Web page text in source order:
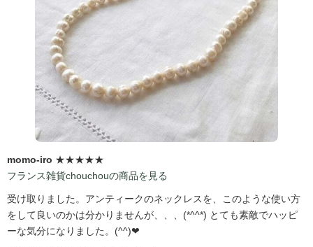
momo-iro ★★★★★
フランス雑貨chouchouの商品を見る
受け取りました。アンティークのネックレスを、このような使い方
をして良いのかは分かりませんが、、、(*^^*) とても素敵でハッピ
ーな気分になりました。(^^)❤